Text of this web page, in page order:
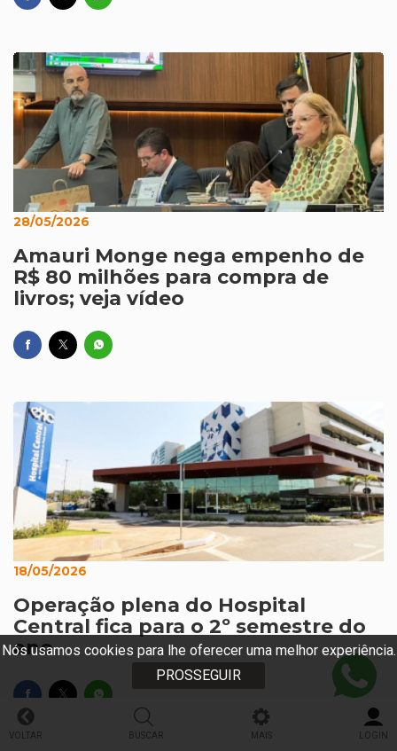
Nós usamos cookies para lhe oferecer uma melhor experiência.
PROSSEGUIR
28/05/2026
Amauri Monge nega empenho de
R$ 80 milhões para compra de
livros; veja vídeo
18/05/2026
Operação plena do Hospital
Central fica para o 2º semestre do
ano
VOLTAR BUSCAR MAIS LOGIN